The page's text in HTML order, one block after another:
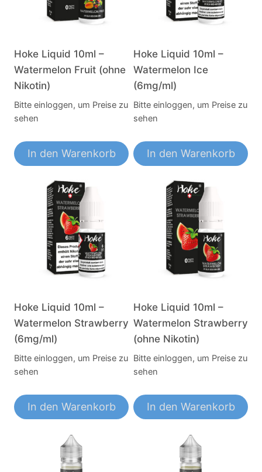
Hoke Liquid 10ml –
Watermelon Fruit (ohne
Nikotin)
Bitte einloggen, um Preise zu
sehen
In den Warenkorb
Hoke Liquid 10ml –
Watermelon Ice
(6mg/ml)
Bitte einloggen, um Preise zu
sehen
In den Warenkorb
Hoke Liquid 10ml –
Watermelon Strawberry
(6mg/ml)
Bitte einloggen, um Preise zu
sehen
In den Warenkorb
Hoke Liquid 10ml –
Watermelon Strawberry
(ohne Nikotin)
Bitte einloggen, um Preise zu
sehen
In den Warenkorb